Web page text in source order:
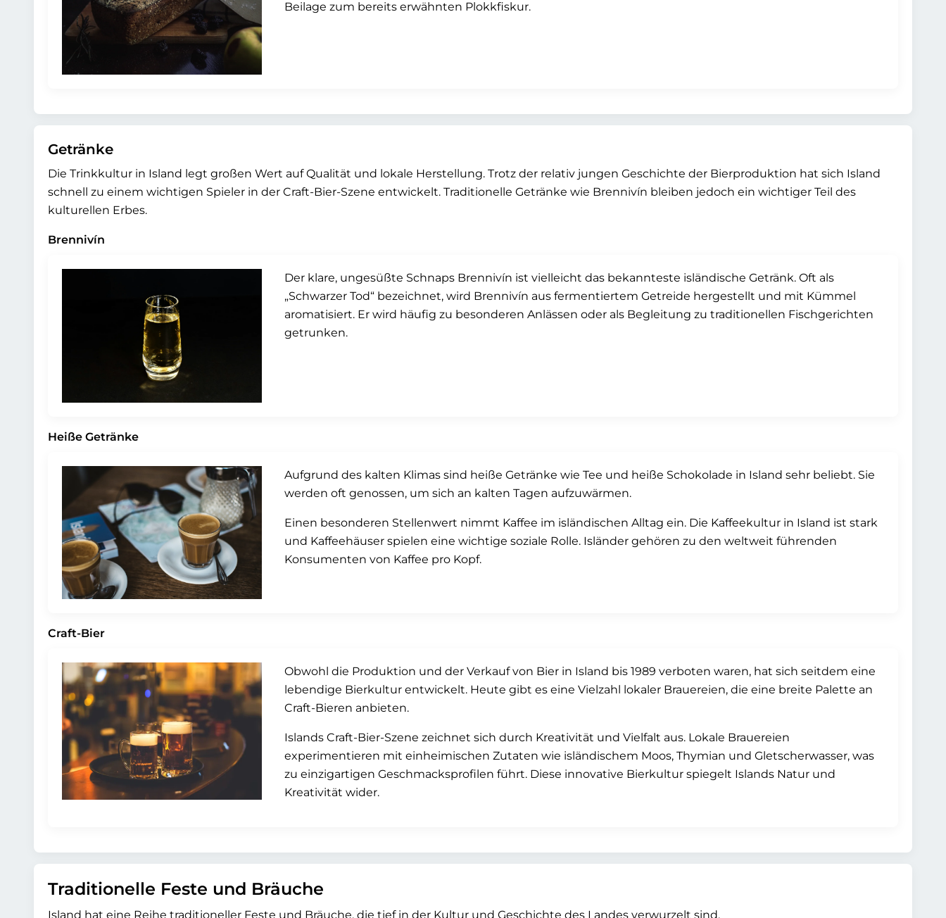
Beilage zum bereits erwähnten Plokkfiskur.
Getränke
Die Trinkkultur in Island legt großen Wert auf Qualität und lokale Herstellung. Trotz der relativ jungen Geschichte der Bierproduktion hat sich Island
schnell zu einem wichtigen Spieler in der Craft-Bier-Szene entwickelt. Traditionelle Getränke wie Brennivín bleiben jedoch ein wichtiger Teil des
kulturellen Erbes.
Brennivín
Der klare, ungesüßte Schnaps Brennivín ist vielleicht das bekannteste isländische Getränk. Oft als
„Schwarzer Tod“ bezeichnet, wird Brennivín aus fermentiertem Getreide hergestellt und mit Kümmel
aromatisiert. Er wird häufig zu besonderen Anlässen oder als Begleitung zu traditionellen Fischgerichten
getrunken.
Heiße Getränke
Aufgrund des kalten Klimas sind heiße Getränke wie Tee und heiße Schokolade in Island sehr beliebt. Sie
werden oft genossen, um sich an kalten Tagen aufzuwärmen.
Einen besonderen Stellenwert nimmt Kaffee im isländischen Alltag ein. Die Kaffeekultur in Island ist stark
und Kaffeehäuser spielen eine wichtige soziale Rolle. Isländer gehören zu den weltweit führenden
Konsumenten von Kaffee pro Kopf.
Craft-Bier
Obwohl die Produktion und der Verkauf von Bier in Island bis 1989 verboten waren, hat sich seitdem eine
lebendige Bierkultur entwickelt. Heute gibt es eine Vielzahl lokaler Brauereien, die eine breite Palette an
Craft-Bieren anbieten.
Islands Craft-Bier-Szene zeichnet sich durch Kreativität und Vielfalt aus. Lokale Brauereien
experimentieren mit einheimischen Zutaten wie isländischem Moos, Thymian und Gletscherwasser, was
zu einzigartigen Geschmacksprofilen führt. Diese innovative Bierkultur spiegelt Islands Natur und
Kreativität wider.
Traditionelle Feste und Bräuche
Island hat eine Reihe traditioneller Feste und Bräuche, die tief in der Kultur und Geschichte des Landes verwurzelt sind.